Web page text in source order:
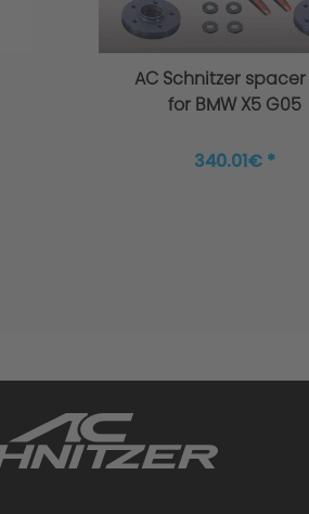
AC Schnitzer
for BMW X5 G05
340.01€ *